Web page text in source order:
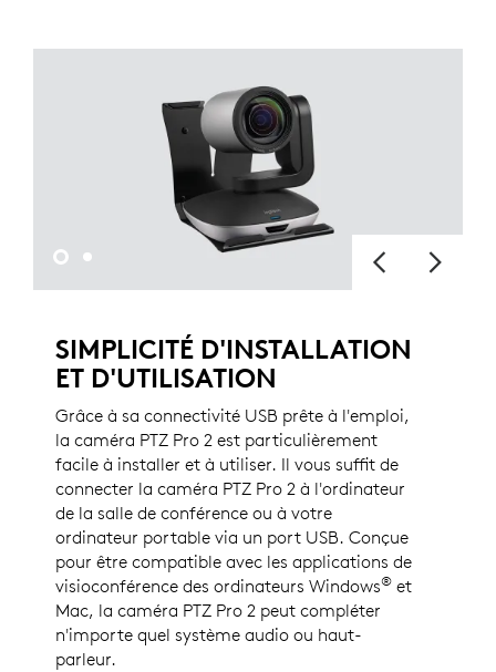
SIMPLICITÉ D'INSTALLATION
ET D'UTILISATION
Grâce à sa connectivité USB prête à l'emploi,
la caméra PTZ Pro 2 est particulièrement
facile à installer et à utiliser. Il vous suffit de
connecter la caméra PTZ Pro 2 à l'ordinateur
de la salle de conférence ou à votre
ordinateur portable via un port USB. Conçue
pour être compatible avec les applications de
visioconférence des ordinateurs Windows® et
Mac, la caméra PTZ Pro 2 peut compléter
n'importe quel système audio ou haut-
parleur.